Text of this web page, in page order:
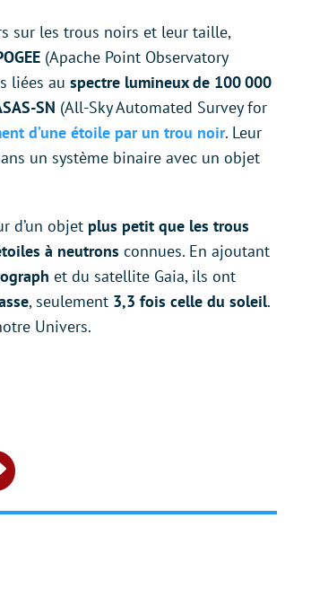
sur les trous noirs et leur taille,
(Apache Point Observatory
liées au spectre lumineux de 100 000
SN (All-Sky Automated Survey for
d’une étoile par un trou noir. Leur
un système binaire avec un objet
d’un objet plus petit que les trous
à neutrons connues. En ajoutant
et du satellite Gaia, ils ont
, seulement 3,3 fois celle du soleil.
Univers.